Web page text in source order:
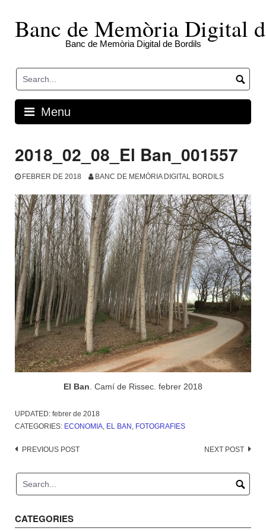
contentBanc de Memòria Digital
Banc de Memòria Digital de Bordils
Menu
2018_02_08_El Ban_001557
FEBRER DE 2018 BANC DE MEMÒRIA DIGITAL BORDILS
El Ban . Camí de Rissec. febrer 2018
UPDATED: febrer de 2018
CATEGORIES: ECONOMIA, EL BAN, FOTOGRAFIES
Post
PREVIOUS POST NEXT POST
CATEGORIES